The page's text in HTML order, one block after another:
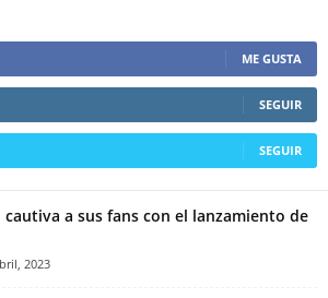
ME GUSTA
SEGUIR
SEGUIR
cautiva a sus fans con el lanzamiento de
2023